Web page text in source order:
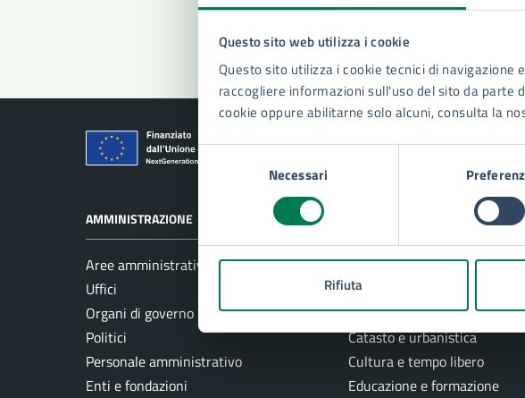
Questo sito web utilizza i cookie
Questo sito utilizza i cookie tecnici di
raccogliere informazioni sull'uso del sito da parte
cookie oppure abilitarne solo alcuni, consulta la
Selezione
Necessari
Rifiuta
Comune di Siracusa
AMMINISTRAZIONE
Aree amministrative
Uffici
Organi di governo
Politici
Personale amministrativo
Enti e fondazioni
CATEGORIE DI SERVIZIO
Ambiente
Anagrafe e stato civile
Autorizzazioni
Catasto e urbanistica
Cultura e tempo libero
Educazione e formazione